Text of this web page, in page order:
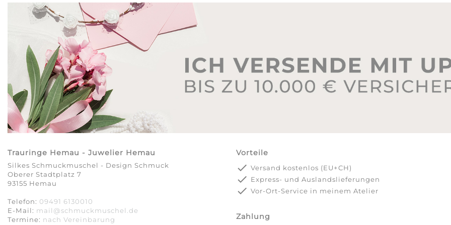
Trauringe Hemau - Juwelier Hemau
Silkes Schmuckmuschel - Design Schmuck
Oberer Stadtplatz 7
93155 Hemau
Telefon: 09491 6130010
E-Mail: mail@schmuckmuschel.de
Termine: nach Vereinbarung​​​​​​​
Vorteile
done Versand kostenlos (EU+CH)
done Express- und Auslandslieferungen
done Vor-Ort-Service in meinem Atelier
Zahlung